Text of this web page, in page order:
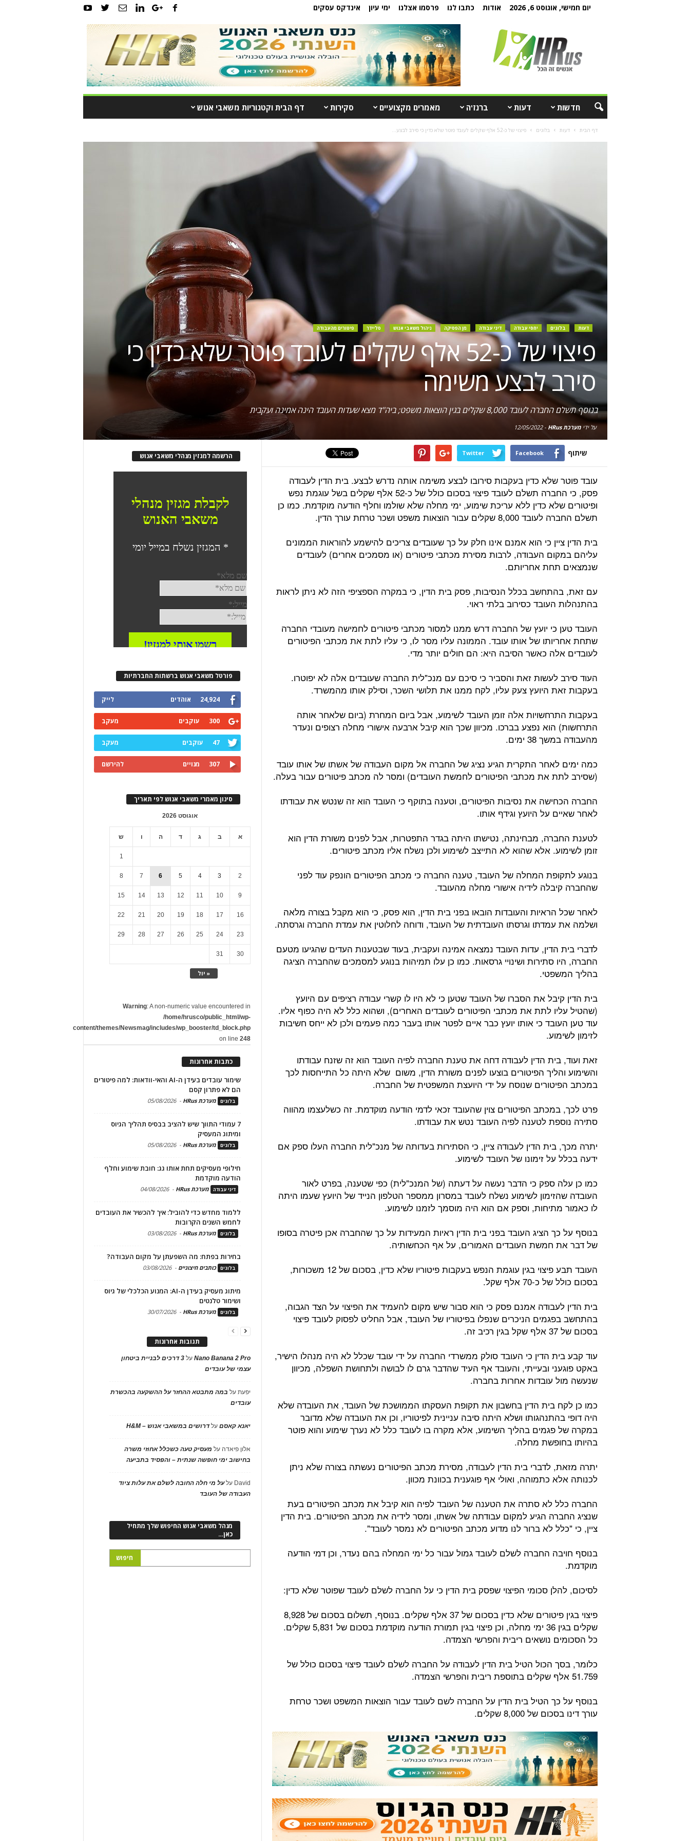
יום חמישי, אוגוסט 6, 2026 אודות כתבו לנו פרסמו אצלנו ימי עיון אינדקס עסקים
חדשות דעות ברנז'ה מאמרים מקצועיים סקירות דף הבית וקטגוריות משאבי אנוש
דף הבית דעות בלוגים פיצוי של כ-52 אלף שקלים לעובד פוטר שלא כדין כי סירב לבצע...
דעות בלוגים יחסי עבודה דיני עבודה מן הפסיקה ניהול משאבי אנוש סליידר פיטורים מהעבודה
פיצוי של כ-52 אלף שקלים לעובד פוטר שלא כדין כי
סירב לבצע משימה
בנוסף תשלם החברה לעובד 8,000 שקלים בגין הוצאות משפט; ביה"ד מצא שעדות העובד הינה אמינה ועקבית
על ידימערכת HRus -
12/05/2022
שיתוף Facebook
Twitter
עובד פוטר שלא כדין בעקבות סירובו לבצע משימה אותה נדרש לבצע. בית הדין לעבודה
פסק, כי החברה תשלם לעובד פיצוי בסכום כולל של כ-52 אלף שקלים בשל עוגמת נפש
ופיטורים שלא כדין ללא עריכת שימוע, ימי מחלה שלא שולמו וחלף הודעה מוקדמת. כמו כן
תשלם החברה לעובד 8,000 שקלים עבור הוצאות משפט ושכר טרחת עורך הדין.
בית הדין ציין כי הוא אמנם אינו חלק על כך שעובדים צריכים להישמע להוראות הממונים
עליהם במקום העבודה, לרבות מסירת מכתבי פיטורים (או מסמכים אחרים) לעובדים
שנמצאים תחת אחריותם.
עם זאת, בהתחשב בכלל הנסיבות, פסק בית הדין, כי במקרה הספציפי הזה לא ניתן לראות
בהתנהלות העובד כסירוב בלתי ראוי.
העובד טען כי יועץ של החברה דרש ממנו למסור מכתבי פיטורים לחמישה מעובדי החברה
שתחת אחריותו של אותו עובד. הממונה עליו מסר לו, כי עליו לתת את מכתבי הפיטורים
לעובדים אלה כאשר הסיבה היא: הם חולים יותר מדי.
העוד סירב לעשות זאת והסביר כי סיכם עם מנכ"לית החברה שעובדים אלה לא יפוטרו.
בעקבות זאת היועץ צעק עליו, לקח ממנו את תלושי השכר, וסילק אותו מהמשרד.
בעקבות התרחשויות אלה זומן העובד לשימוע, אבל ביום המחרת (ביום שלאחר אותה
התרחשות) הוא נפצע בברכו. מכיוון שכך הוא קיבל ארבעה אישורי מחלה רצופים ונעדר
מהעבודה במשך 38 ימים.
כמה ימים לאחר התקרית הגיע נציג של החברה אל מקום העבודה של אשתו של אותו עובד
(שסירב לתת את מכתבי הפיטורים לחמשת העובדים) ומסר לה מכתב פיטורים עבור בעלה.
החברה הכחישה את נסיבות הפיטורים, וטענה בתוקף כי העובד הוא זה שנטש את עבודתו
לאחר שאיים על היועץ וגידף אותו.
לטענת החברה, מבחינתה, נטישתו היתה בגדר התפטרות, אבל לפנים משורת הדין הוא
זומן לשימוע. אלא שהוא לא התייצב לשימוע ולכן נשלח אליו מכתב פיטורים.
בנוגע לתקופת המחלה של העובד, טענה החברה כי מכתב הפיטורים הונפק עוד לפני
שהחברה קיבלה לידיה אישורי מחלה מהעובד.
לאחר שכל הראיות והעובדות הובאו בפני בית הדין, הוא פסק, כי הוא מקבל בצורה מלאה
ושלמה את עמדתו וגרסתו העובדתית של העובד, ודוחה לחלוטין את עמדת החברה וגרסתה.
לדברי בית הדין, עדות העובד נמצאה אמינה ועקבית, בעוד שבטענות העדים שהגיעו מטעם
החברה, היו סתירות ושינויי גרסאות. כמו כן עלו תמיהות בנוגע למסמכים שהחברה הציגה
בהליך המשפטי.
בית הדין קיבל את הסברו של העובד שטען כי לא היו לו קשרי עבודה רציפים עם היועץ
(שהטיל עליו לתת את מכתבי הפיטורים לעובדים האחרים), ושהוא כלל לא היה כפוף אליו.
עוד טען העובד כי אותו יועץ כבר איים לפטר אותו בעבר כמה פעמים ולכן לא ייחס חשיבות
לזימון לשימוע.
זאת ועוד, בית הדין לעבודה דחה את טענת החברה לפיה העובד הוא זה שזנח עבודתו
והשימוע והליך הפיטורים בוצעו לפנים משורת הדין, משום שלא היתה כל התייחסות לכך
במכתב הפיטורים שנוסח על ידי היועצת המשפטית של החברה.
פרט לכך, במכתב הפיטורים צוין שהעובד זכאי לדמי הודעה מוקדמת. זה כשלעצמו מהווה
סתירה נוספת לטענה לפיה העובד נטש את עבודתו.
יתרה מכך, בית הדין לעבודה ציין, כי הסתירות בעדותה של מנכ"לית החברה העלו ספק אם
ידעה בכלל על זימונו של העובד לשימוע.
כמו כן עלה ספק כי הדבר נעשה על דעתה (של המנכ"לית) כפי שטענה, בפרט לאור
העובדה שהזימון לשימוע נשלח לעובד במסרון ממספר הטלפון הנייד של היועץ שעמו היתה
לו כאמור מתיחות, וספק אם הוא היה מוסמך לזמנו לשימוע.
בנוסף על כך הציג העובד בפני בית הדין ראיות המעידות על כך שהחברה אכן פיטרה בסופו
של דבר את חמשת העובדים האמורים, על אף הכחשותיה.
העובד תבע פיצוי בגין עוגמת הנפש בעקבות פיטוריו שלא כדין, בסכום של 12 משכורות,
בסכום כולל של כ-70 אלף שקל.
בית הדין לעבודה אמנם פסק כי הוא סבור שיש מקום להעמיד את הפיצוי על הצד הגבוה,
בהתחשב בפגמים הניכרים שנפלו בפיטוריו של העובד, אבל החליט לפסוק לעובד פיצוי
בסכום של 37 אלף שקל בגין רכיב זה.
עוד קבע בית הדין כי העובד סולק ממשרדי החברה על ידי עובד שכלל לא היה מנהלו הישיר,
באקט פוגעני ובעייתי, והעובד אף העיד שהדבר גרם לו לבושה ולתחושת השפלה, מכיוון
שנעשה מול עובדות אחרות בחברה.
כמו כן לקח בית הדין בחשבון את תקופת העסקתו הממושכת של העובד, את העובדה שלא
היה דופי בהתנהגותו ושלא היתה סיבה עניינית לפיטוריו, וכן את העובדה שלא מדובר
במקרה של פגמים בהליך השימוע, אלא מקרה בו לעובד כלל לא נערך שימוע והוא פוטר
בהיותו בחופשת מחלה.
יתרה מזאת, לדברי בית הדין לעבודה, מסירת מכתב הפיטורים נעשתה בצורה שלא ניתן
לכנותה אלא כתמוהה, ואולי אף פוגענית בכוונת מכוון.
החברה כלל לא סתרה את הטענה של העובד לפיה הוא קיבל את מכתב הפיטורים בעת
שנציג החברה הגיע למקום עבודתה של אשתו, ומסר לידיה את מכתב הפיטורים. בית הדין
ציין, כי "כלל לא ברור לנו מדוע מכתב הפיטורים לא נמסר לעובד".
בנוסף חויבה החברה לשלם לעובד גמול עבור כל ימי המחלה בהם נעדר, וכן דמי הודעה
מוקדמת.
לסיכום, להלן סכומי הפיצוי שפסק בית הדין כי על החברה לשלם לעובד שפוטר שלא כדין:
פיצוי בגין פיטורים שלא כדין בסכום של 37 אלף שקלים. בנוסף, תשלום בסכום של 8,928
שקלים בגין 36 ימי מחלה, וכן פיצוי בגין תמורת הודעה מוקדמת בסכום של 5,831 שקלים.
כל הסכומים נושאים ריבית והפרשי הצמדה.
כלומר, בסך הכול הטיל בית הדין לעבודה על החברה לשלם לעובד פיצוי בסכום כולל של
51.759 אלף שקלים בתוספת ריבית והפרשי הצמדה.
בנוסף על כך הטיל בית הדין על החברה לשם לעובד עבור הוצאות המשפט ושכר טרחת
עורך דינו בסכום של 8,000 שקלים.
הרשמה למגזין מנהלי משאבי אנוש
פורטל משאבי אנוש ברשתות החברתיות
24,924 אוהדים לייק
300 עוקבים מעקב
47 עוקבים מעקב
307 מנויים להירשם
סינון מאמרי משאבי אנוש לפי תאריך
אוגוסט 2026
א ב ג ד ה ו ש
« יול
1
2
3
4
5
6
7
8
9
10
11
12
13
14
15
16
17
18
19
20
21
22
23
24
25
26
27
28
29
30
31
Warning: A non-numeric value encountered in
/home/hrusco/public_html/wp-
content/themes/Newsmag/includes/wp_booster/td_block.php
on line248
כתבות אחרונות
שימור עובדים בעידן ה-AI והאי-וודאות: למה פיטורים
הם לא פתרון קסם
בלוגים מערכת HRus -
05/08/2026
7 עמודי התווך שיש להציב בבסיס תהליך הגיוס
ומיתוג המעסיק
בלוגים מערכת HRus -
05/08/2026
חילופי מעסיקים תחת אותו גג: חובת שימוע וחלף
הודעה מוקדמת
דיני עבודה מערכת HRus -
04/08/2026
ללמוד מחדש כדי להוביל: איך להכשיר את העובדים
לחמש השנים הקרובות
בלוגים מערכת HRus -
03/08/2026
בחירות בפתח: מה השפעתן על מקום העבודה?
בלוגים כותבים חיצוניים -
03/08/2026
מיתוג מעסיק בעידן ה-AI: המנוע הכלכלי של גיוס
ושימור טלנטים
בלוגים מערכת HRus -
30/07/2026
תגובות אחרונות
Nano Banana 2 Proעל
3 דרכים לבניית ביטחון
עצמי של עובדים
יפעתעל במה מתבטא ההחזר על ההשקעה בהכשרת
עובדים
יאנא קאסםעלדרושים במשאבי אנוש – H&M
אלון פיאדה על מעסיק טעה כשכלל אחוזי משרה
בחישוב ימי חופשה שנתית – והפסיד בתביעה
David עלעל מי חלה החובה לשלם את עלות ציוד
העבודה של העובד
מנהל משאבי אנוש החיפוש שלך מתחיל
כאן…